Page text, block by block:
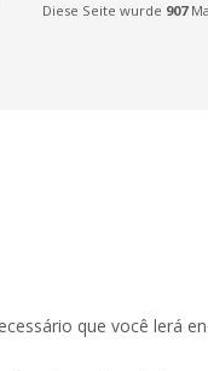
Diese Seite wurde 907
que você lerá